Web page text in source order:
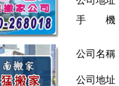
手 機
公司名稱
公司地址